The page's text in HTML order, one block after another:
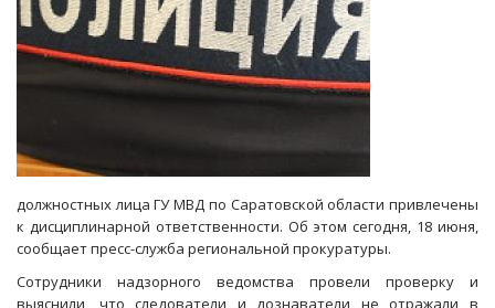
должностных лица ГУ МВД по Саратовской области привлечены
к дисциплинарной ответственности. Об этом сегодня, 18 июня,
сообщает пресс-служба региональной прокуратуры.
Сотрудники надзорного ведомства провели проверку и
выяснили, что следователи и дознаватели не отражали в